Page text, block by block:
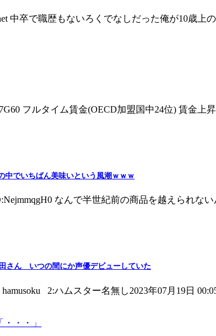
中卒で職歴もないろくでなしだった俺が10歳
フルタイム賃金(OECD加盟国中24位) 賃金上
中でいちばん美味いという風潮ｗｗｗ
なんで半世紀前の商品を越えられな
さん いつの間にか声優デビューしていた
2:ハムスター名無し2023年07月19日
・・」